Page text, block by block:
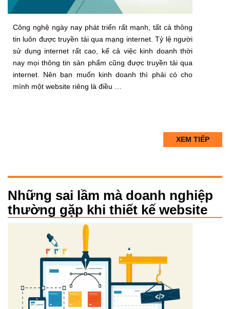
Công nghệ ngày nay phát triển rất mạnh, tất cả thông
tin luôn được truyền tải qua mạng internet. Tỷ lệ người
sử dụng internet rất cao, kể cả việc kinh doanh thời
nay mọi thông tin sản phẩm cũng được truyền tải qua
internet. Nên bạn muốn kinh doanh thì phải có cho
mình một website riêng là điều …
XEM TIẾP
Những sai lầm mà doanh nghiệp
thường gặp khi thiết kế website